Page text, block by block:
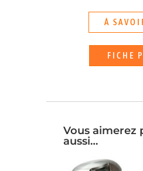
À
FICHE
Vous aimerez
aussi…